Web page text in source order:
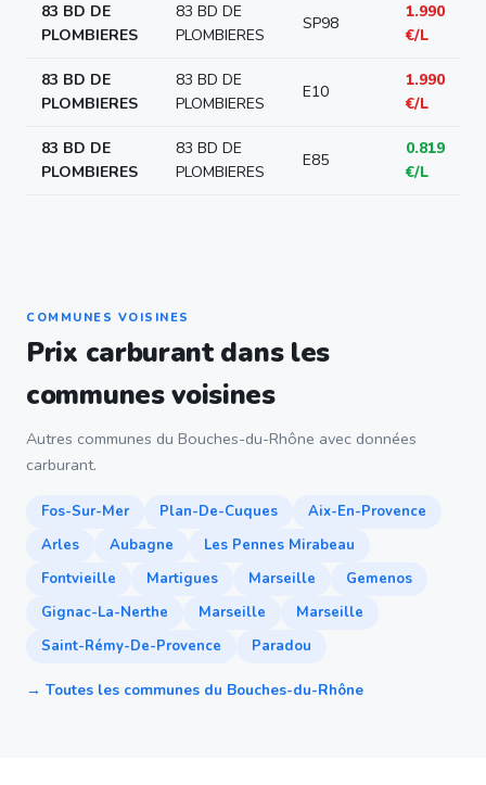
83 BD DE
PLOMBIERES
83 BD DE
PLOMBIERES
SP98
1.990
€/L
83 BD DE
PLOMBIERES
83 BD DE
PLOMBIERES
E10
1.990
€/L
83 BD DE
PLOMBIERES
83 BD DE
PLOMBIERES
E85
0.819
€/L
COMMUNES VOISINES
Prix carburant dans les
communes voisines
Autres communes du Bouches-du-Rhône avec données
carburant.
Fos-Sur-Mer Plan-De-Cuques
Aix-En-Provence
Arles
Aubagne
Les Pennes Mirabeau
Fontvieille
Martigues Marseille
Gemenos
Gignac-La-Nerthe
Marseille
Marseille
Saint-Rémy-De-Provence
Paradou
→ Toutes les communes du Bouches-du-Rhône